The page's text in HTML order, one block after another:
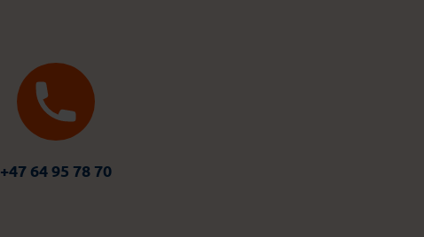
+47 64 95 78 70